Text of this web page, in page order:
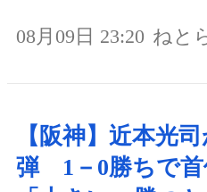
08月09日 23:20 ねと
【阪神】近本光
弾 1－0勝ちで首